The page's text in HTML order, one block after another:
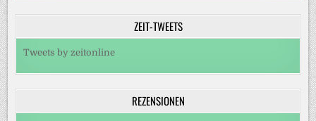
ZEIT-TWEETS
Tweets by zeitonline
REZENSIONEN